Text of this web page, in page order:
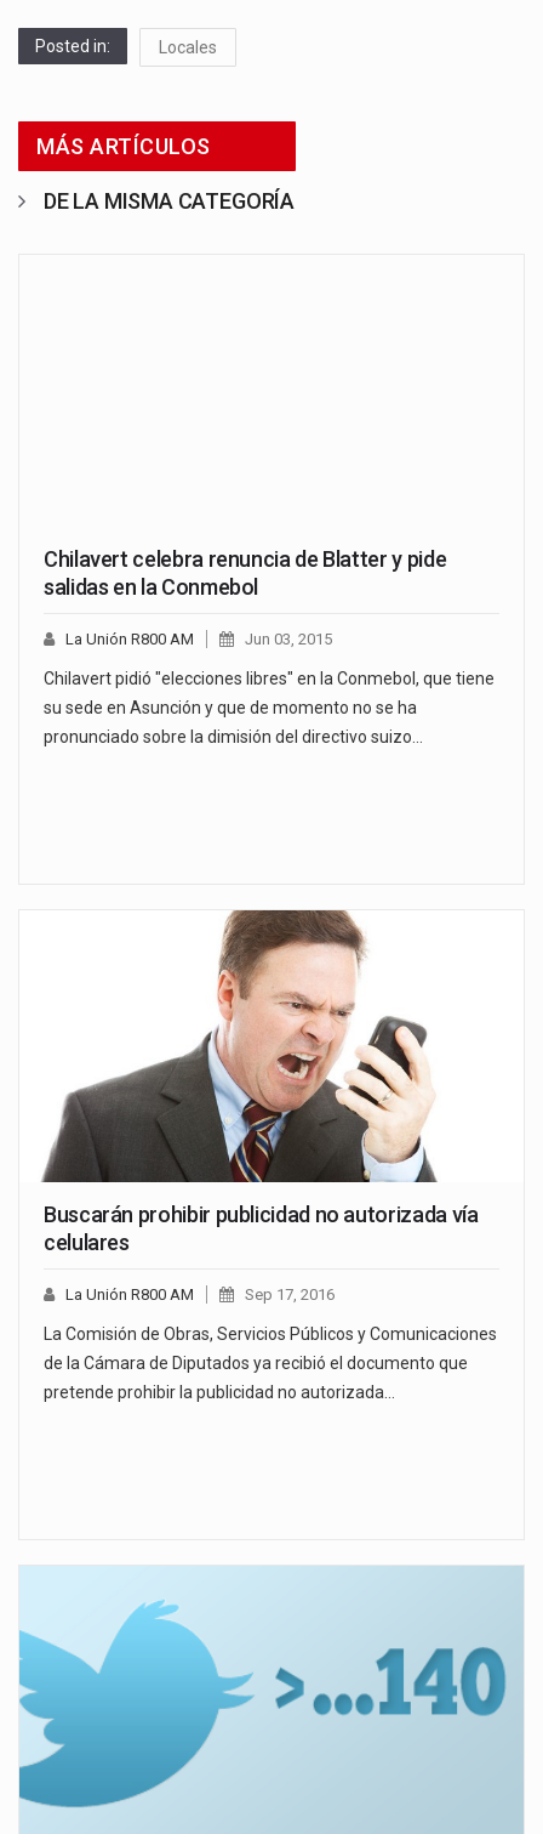
Posted in: Locales
MÁS ARTÍCULOS
DE LA MISMA CATEGORÍA
Chilavert celebra renuncia de Blatter y pide
salidas en la Conmebol
La Unión R800 AM Jun 03, 2015
Chilavert pidió "elecciones libres" en la Conmebol, que tiene
su sede en Asunción y que de momento no se ha
pronunciado sobre la dimisión del directivo suizo…
Buscarán prohibir publicidad no autorizada vía
celulares
La Unión R800 AM Sep 17, 2016
La Comisión de Obras, Servicios Públicos y Comunicaciones
de la Cámara de Diputados ya recibió el documento que
pretende prohibir la publicidad no autorizada…